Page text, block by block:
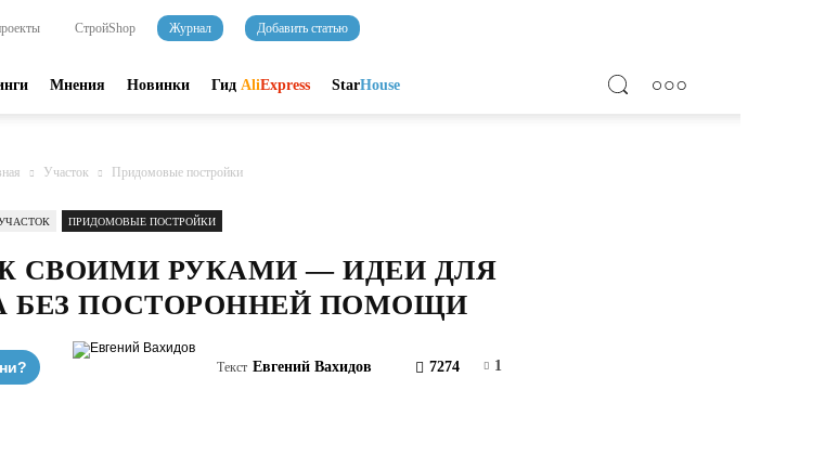
СтройShop Журнал Добавить статью
Мнения Новинки Гид AliExpress StarHouse
Участок Придомовые постройки
ПРИДОМОВЫЕ ПОСТРОЙКИ
СВОИМИ РУКАМИ — ИДЕИ ДЛЯ
БЕЗ ПОСТОРОННЕЙ ПОМОЩИ
Текст Евгений Вахидов 7274 1